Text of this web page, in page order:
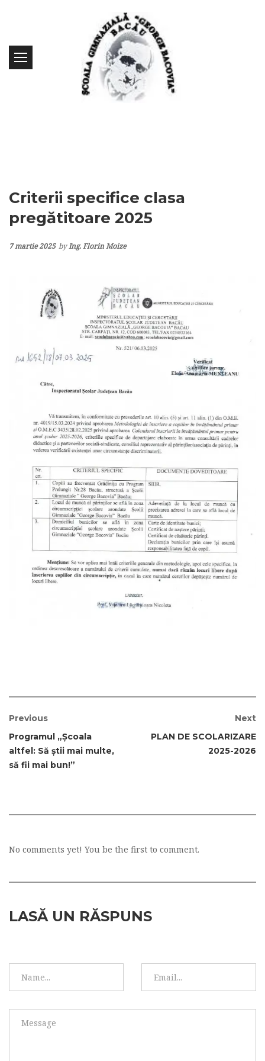
Criterii specifice clasa
pregătitoare 2025
7 martie 2025 byIng. Florin Moize
Previous
Programul „Școala
altfel: Să știi mai multe,
să fii mai bun!”
Next
PLAN DE SCOLARIZARE
2025-2026
No comments yet! You be the first to comment.
LASĂ UN RĂSPUNS